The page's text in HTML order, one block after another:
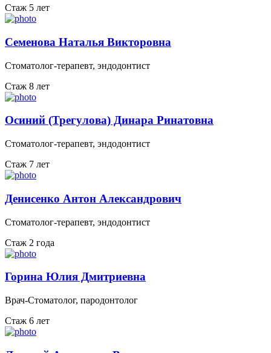
Стаж 5 лет
Семенова Наталья Викторовна
Стоматолог-терапевт, эндодонтист
Стаж 8 лет
Осиний (Трегулова) Динара Ринатовна
Стоматолог-терапевт, эндодонтист
Стаж 7 лет
Денисенко Антон Александрович
Стоматолог-терапевт, эндодонтист
Стаж 2 года
Горина Юлия Дмитриевна
Врач-Стоматолог, пародонтолог
Стаж 6 лет